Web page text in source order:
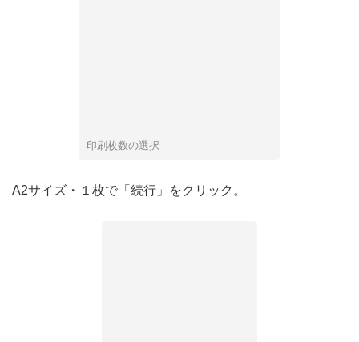
印刷枚数の選択
A2サイズ・１枚で「続行」をクリック。